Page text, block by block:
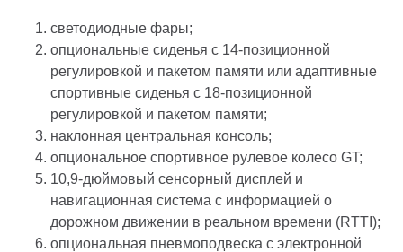
светодиодные фары;
опциональные сиденья с 14-позиционной
регулировкой и пакетом памяти или адаптивные
спортивные сиденья с 18-позиционной
регулировкой и пакетом памяти;
наклонная центральная консоль;
опциональное спортивное рулевое колесо GT;
10,9-дюймовый сенсорный дисплей и
навигационная система с информацией о
дорожном движении в реальном времени (RTTI);
опциональная пневмоподвеска с электронной